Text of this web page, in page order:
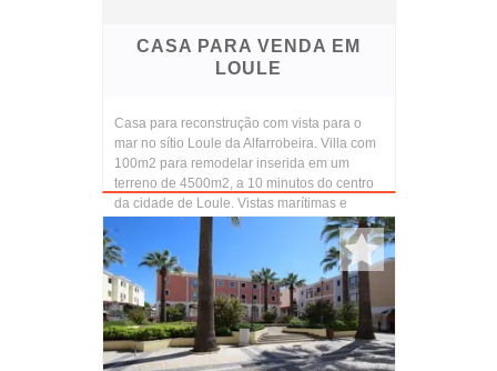
CASA PARA VENDA EM
LOULE
Casa para reconstrução com vista para o
mar no sítio Loule da Alfarrobeira. Villa com
100m2 para remodelar inserida em um
terreno de 4500m2, a 10 minutos do centro
da cidade de Loule. Vistas marítimas e
montanhosas ...